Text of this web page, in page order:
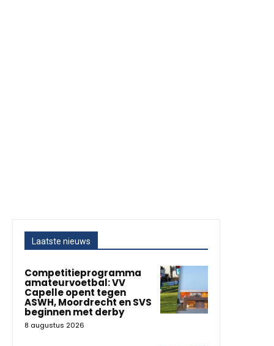
Laatste nieuws
Competitieprogramma
amateurvoetbal: VV
Capelle opent tegen
ASWH, Moordrecht en SVS
beginnen met derby
8 augustus 2026